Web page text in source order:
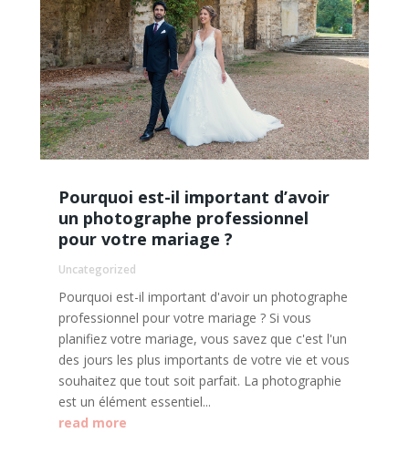
Pourquoi est-il important d’avoir
un photographe professionnel
pour votre mariage ?
Uncategorized
Pourquoi est-il important d'avoir un photographe
professionnel pour votre mariage ? Si vous
planifiez votre mariage, vous savez que c'est l'un
des jours les plus importants de votre vie et vous
souhaitez que tout soit parfait. La photographie
est un élément essentiel...
read more